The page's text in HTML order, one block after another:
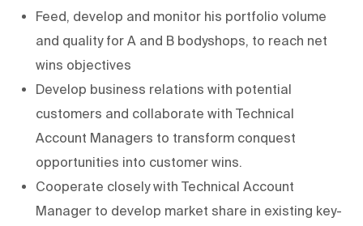
Feed, develop and monitor his portfolio volume
and quality for A and B bodyshops, to reach net
wins objectives
Develop business relations with potential
customers and collaborate with Technical
Account Managers to transform conquest
opportunities into customer wins.
Cooperate closely with Technical Account
Manager to develop market share in existing key-